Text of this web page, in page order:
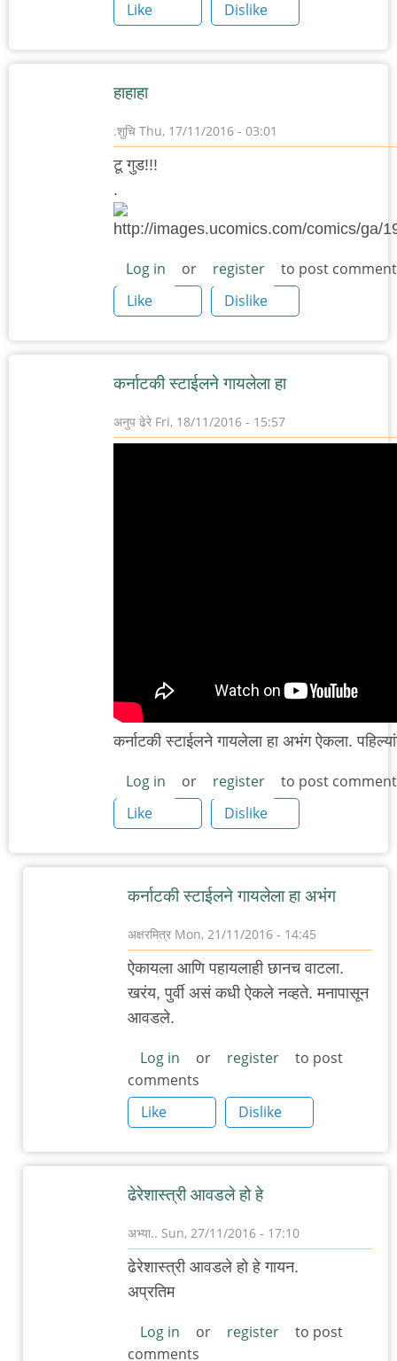
Like
Dislike
हाहाहा
.शुचि Thu, 17/11/2016 - 03:01
टू गुड!!!
.
Log in or register
to post
Like
Dislike
कर्नाटकी स्टाईलने गायलेला हा
अनुप ढेरे Fri, 18/11/2016 - 15:57
कर्नाटकी स्टाईलने गायलेला हा अभंग ऐकला.
Log in or register
to post
Like
Dislike
कर्नाटकी स्टाईलने गायलेला हा अभंग
अक्षरमित्र Mon, 21/11/2016 - 14:45
In
reply
स्टाईलने
गायलेला
हा
by
अनुप
ऐकायला आणि पहायलाही छानच वाटला.
खरंय, पुर्वी असं कधी ऐकले नव्हते. मनापासून
आवडले.
Log in or register
to post
comments
Like
Dislike
ढेरेशास्त्री आवडले हो हे
अभ्या.. Sun, 27/11/2016 - 17:10
In
reply
कर्नाटकी
स्टाईलने
ढेरेशास्त्री आवडले हो हे गायन.
अप्रतिम
Log in or register
to post
comments